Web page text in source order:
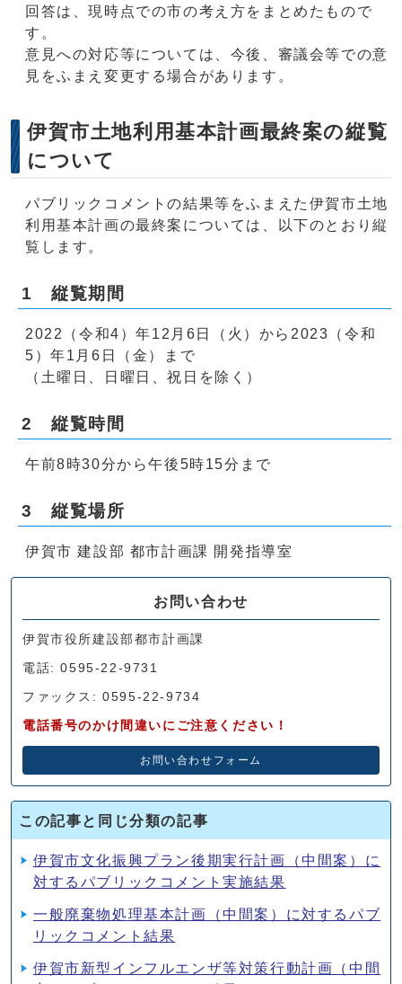
回答は、現時点での市の考え方をまとめたもので
す。
意見への対応等については、今後、審議会等での意
見をふまえ変更する場合があります。
伊賀市土地利用基本計画最終案の縦覧
について
パブリックコメントの結果等をふまえた伊賀市土地
利用基本計画の最終案については、以下のとおり縦
覧します。
1 縦覧期間
2022（令和4）年12月6日（火）から2023（令和
5）年1月6日（金）まで
（土曜日、日曜日、祝日を除く）
2 縦覧時間
午前8時30分から午後5時15分まで
3 縦覧場所
伊賀市 建設部 都市計画課 開発指導室
お問い合わせ
伊賀市役所建設部都市計画課
電話: 0595-22-9731
ファックス: 0595-22-9734
電話番号のかけ間違いにご注意ください！
お問い合わせフォーム
この記事と同じ分類の記事
伊賀市文化振興プラン後期実行計画（中間案）に
対するパブリックコメント実施結果
一般廃棄物処理基本計画（中間案）に対するパブ
リックコメント結果
伊賀市新型インフルエンザ等対策行動計画（中間